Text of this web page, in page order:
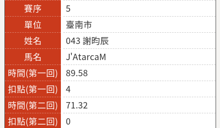
5
臺南市
043 謝昀辰
J'AtarcaM
89.58
4
71.32
0